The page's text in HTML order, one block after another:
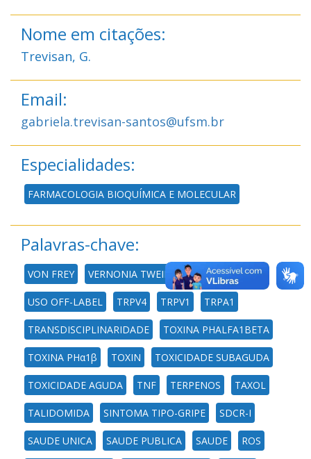
Nome em citações:
Trevisan, G.
Email:
gabriela.trevisan-santos@ufsm.br
Especialidades:
FARMACOLOGIA BIOQUÍMICA E MOLECULAR
Palavras-chave:
VON FREY VERNONIA TWEIDIEANA
USO OFF-LABEL TRPV4 TRPV1 TRPA1
TRANSDISCIPLINARIDADE TOXINA PHALFA1BETA
TOXINA PHα1β TOXIN TOXICIDADE SUBAGUDA
TOXICIDADE AGUDA TNF TERPENOS TAXOL
TALIDOMIDA SINTOMA TIPO-GRIPE SDCR-I
SAUDE UNICA SAUDE PUBLICA SAUDE ROS